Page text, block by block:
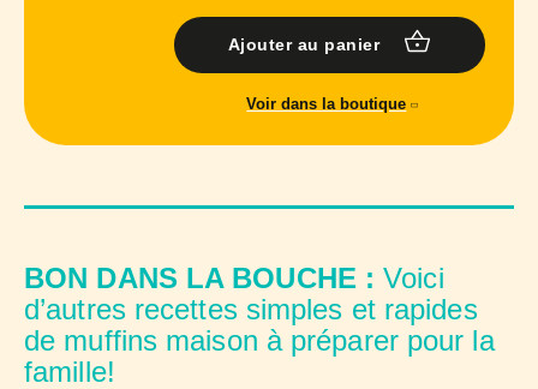
Ajouter au panier
Voir dans la boutique
BON DANS LA BOUCHE : Voici
d’autres recettes simples et rapides
de muffins maison à préparer pour la
famille!